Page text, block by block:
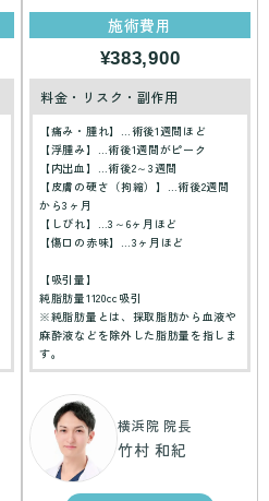
施術費用
¥383,900
料金・リスク・副作用
【痛み・腫れ】…術後1週間ほど
【浮腫み】…術後1週間がピーク
【内出血】…術後2～3週間
【皮膚の硬さ（拘縮）】…術後2週間
から3ヶ月
【しびれ】…3～6ヶ月ほど
【傷口の赤味】…3ヶ月ほど
【吸引量】
純脂肪量1120cc吸引
※純脂肪量とは、採取脂肪から血液や
麻酔液などを除外した脂肪量を指しま
す。
横浜院 院長
竹村 和紀